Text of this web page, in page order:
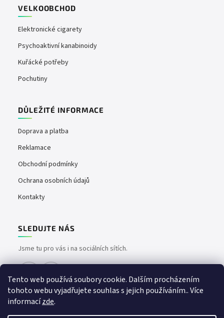
Tento web používá soubory cookie. Dalším procházením
tohoto webu vyjadřujete souhlas s jejich používáním.. Více
informacízde.
VELKOOBCHOD
Elektronické cigarety
Psychoaktivní kanabinoidy
Kuřácké potřeby
Pochutiny
DŮLEŽITÉ INFORMACE
Doprava a platba
Reklamace
Obchodní podmínky
Ochrana osobních údajů
Kontakty
SLEDUJTE NÁS
Jsme tu pro vás i na sociálních sítích.